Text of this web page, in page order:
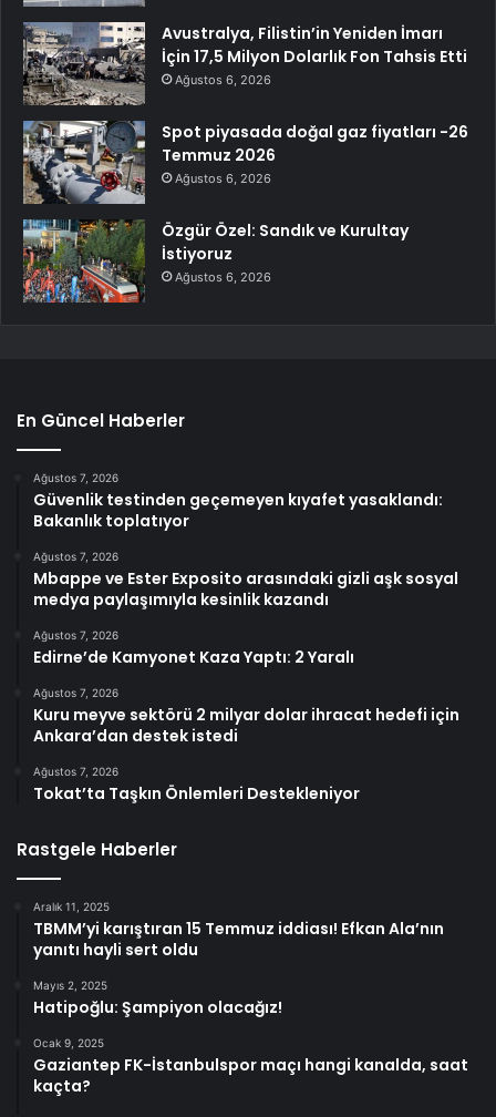
Avustralya, Filistin’in Yeniden İmarı
İçin 17,5 Milyon Dolarlık Fon Tahsis Etti
Ağustos 6, 2026
Spot piyasada doğal gaz fiyatları -26
Temmuz 2026
Ağustos 6, 2026
Özgür Özel: Sandık ve Kurultay
İstiyoruz
Ağustos 6, 2026
En Güncel Haberler
Ağustos 7, 2026
Güvenlik testinden geçemeyen kıyafet yasaklandı:
Bakanlık toplatıyor
Ağustos 7, 2026
Mbappe ve Ester Exposito arasındaki gizli aşk sosyal
medya paylaşımıyla kesinlik kazandı
Ağustos 7, 2026
Edirne’de Kamyonet Kaza Yaptı: 2 Yaralı
Ağustos 7, 2026
Kuru meyve sektörü 2 milyar dolar ihracat hedefi için
Ankara’dan destek istedi
Ağustos 7, 2026
Tokat’ta Taşkın Önlemleri Destekleniyor
Rastgele Haberler
Aralık 11, 2025
TBMM’yi karıştıran 15 Temmuz iddiası! Efkan Ala’nın
yanıtı hayli sert oldu
Mayıs 2, 2025
Hatipoğlu: Şampiyon olacağız!
Ocak 9, 2025
Gaziantep FK-İstanbulspor maçı hangi kanalda, saat
kaçta?